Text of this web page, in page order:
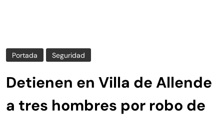
Portada Seguridad
Detienen en Villa de Allende
a tres hombres por robo de